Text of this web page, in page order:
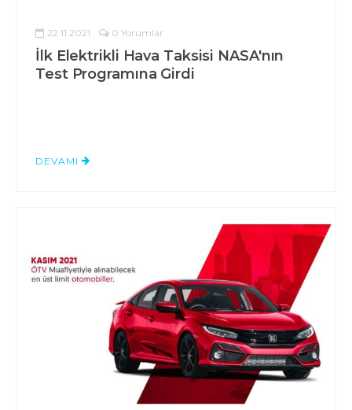
22.11.2021 0 Yorumlar
İlk Elektrikli Hava Taksisi NASA'nın
Test Programına Girdi
DEVAMI